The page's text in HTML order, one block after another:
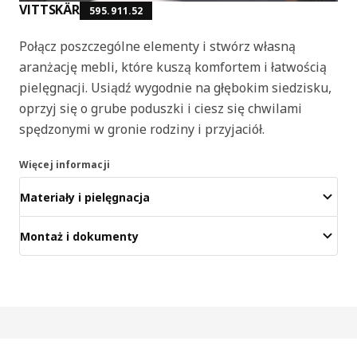
VITTSKÄR 595.911.52
Połącz poszczególne elementy i stwórz własną
aranżację mebli, które kuszą komfortem i łatwością
pielęgnacji. Usiądź wygodnie na głębokim siedzisku,
oprzyj się o grube poduszki i ciesz się chwilami
spędzonymi w gronie rodziny i przyjaciół.
Więcej informacji
Materiały i pielęgnacja
Montaż i dokumenty